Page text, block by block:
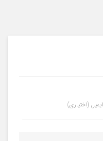
ایمیل (اختیاری)